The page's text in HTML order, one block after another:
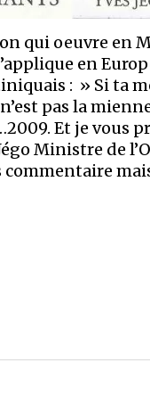
qui oeuvre en
en
: » Si ta
pas la
Et je vous
Ministre de
commentaire